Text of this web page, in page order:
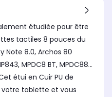
étudiée pour être
tactiles 8 pouces du
Note 8.0, Archos 80
MPDC8 BT, MPDC88...
étui en Cuir PU de
tablette et vous